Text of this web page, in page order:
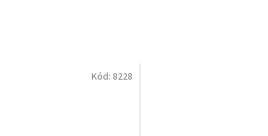
Kód: 8228